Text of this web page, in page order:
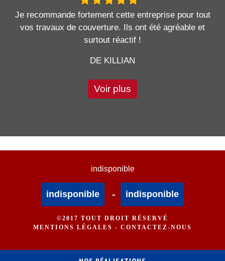
Je recommande fortement cette entreprise pour tout
vos travaux de couverture. Ils ont été agréable et
surtout réactif !
DE KILLIAN
Voir plus
indisponible
indisponible - indisponible
©2017 TOUT DROIT RÉSERVÉ
MENTIONS LÉGALES - CONTACTEZ-NOUS